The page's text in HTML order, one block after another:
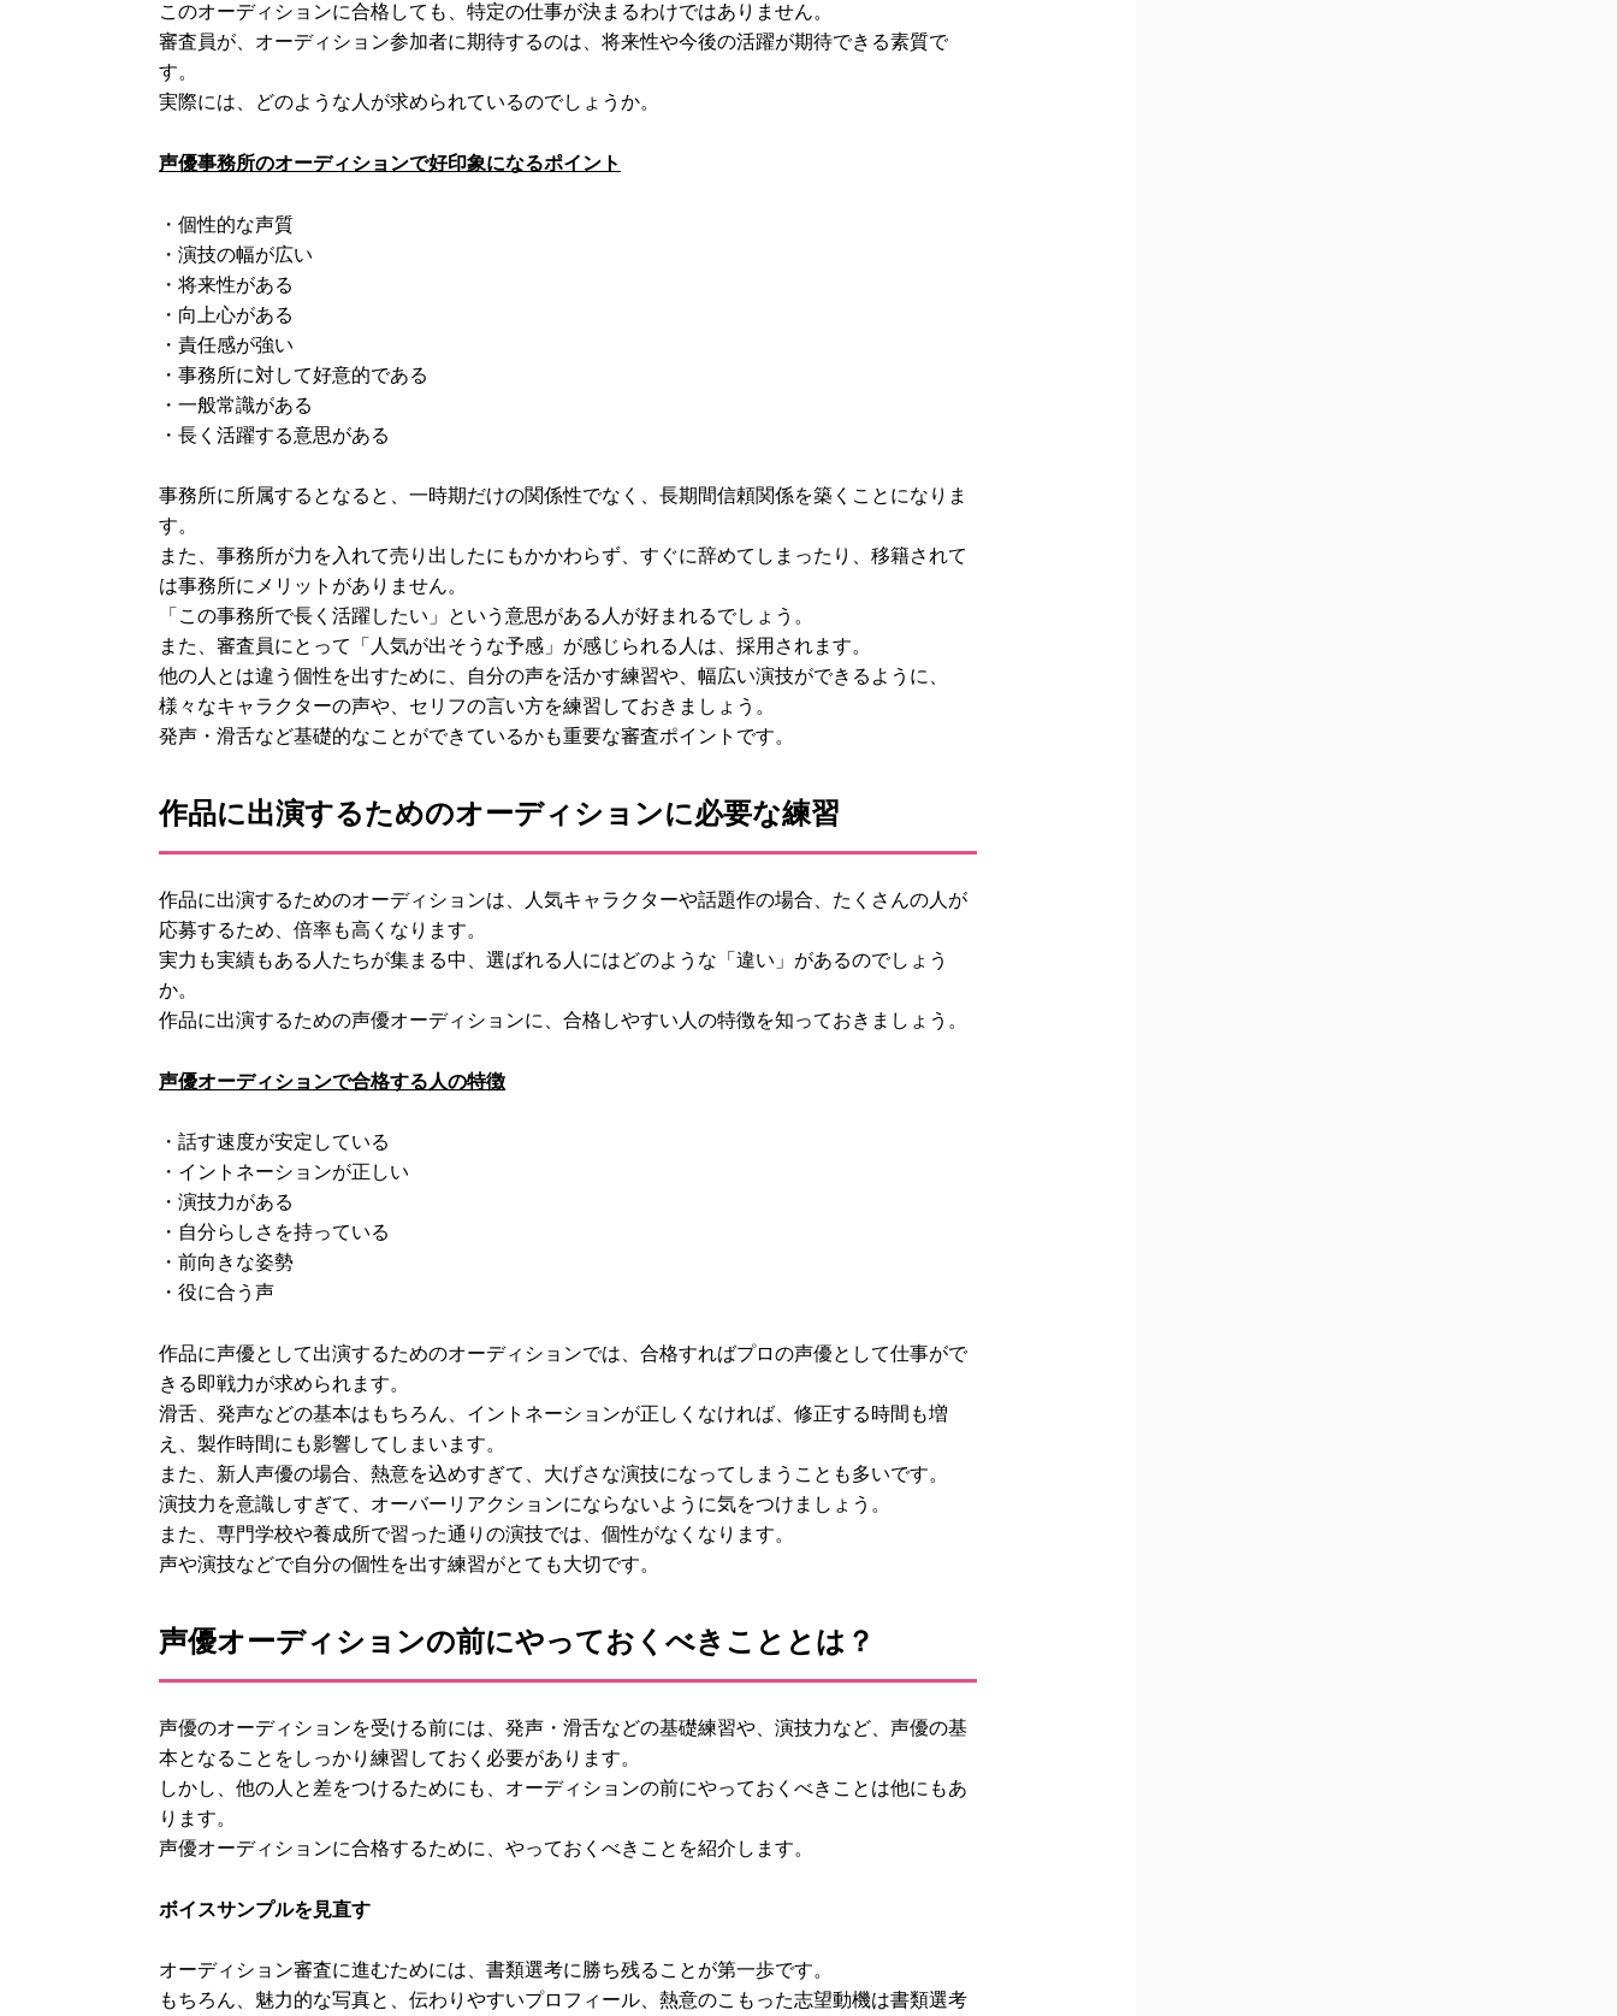
このオーディションに合格しても、特定の仕事が決まるわけではありません。
審査員が、オーディション参加者に期待するのは、将来性や今後の活躍が期待できる素質で
す。
実際には、どのような人が求められているのでしょうか。
声優事務所のオーディションで好印象になるポイント
・個性的な声質
・演技の幅が広い
・将来性がある
・向上心がある
・責任感が強い
・事務所に対して好意的である
・一般常識がある
・長く活躍する意思がある
事務所に所属するとなると、一時期だけの関係性でなく、長期間信頼関係を築くことになりま
す。
また、事務所が力を入れて売り出したにもかかわらず、すぐに辞めてしまったり、移籍されて
は事務所にメリットがありません。
「この事務所で長く活躍したい」という意思がある人が好まれるでしょう。
また、審査員にとって「人気が出そうな予感」が感じられる人は、採用されます。
他の人とは違う個性を出すために、自分の声を活かす練習や、幅広い演技ができるように、
様々なキャラクターの声や、セリフの言い方を練習しておきましょう。
発声・滑舌など基礎的なことができているかも重要な審査ポイントです。
作品に出演するためのオーディションに必要な練習
作品に出演するためのオーディションは、人気キャラクターや話題作の場合、たくさんの人が
応募するため、倍率も高くなります。
実力も実績もある人たちが集まる中、選ばれる人にはどのような「違い」があるのでしょう
か。
作品に出演するための声優オーディションに、合格しやすい人の特徴を知っておきましょう。
声優オーディションで合格する人の特徴
・話す速度が安定している
・イントネーションが正しい
・演技力がある
・自分らしさを持っている
・前向きな姿勢
・役に合う声
作品に声優として出演するためのオーディションでは、合格すればプロの声優として仕事がで
きる即戦力が求められます。
滑舌、発声などの基本はもちろん、イントネーションが正しくなければ、修正する時間も増
え、製作時間にも影響してしまいます。
また、新人声優の場合、熱意を込めすぎて、大げさな演技になってしまうことも多いです。
演技力を意識しすぎて、オーバーリアクションにならないように気をつけましょう。
また、専門学校や養成所で習った通りの演技では、個性がなくなります。
声や演技などで自分の個性を出す練習がとても大切です。
声優オーディションの前にやっておくべきこととは？
声優のオーディションを受ける前には、発声・滑舌などの基礎練習や、演技力など、声優の基
本となることをしっかり練習しておく必要があります。
しかし、他の人と差をつけるためにも、オーディションの前にやっておくべきことは他にもあ
ります。
声優オーディションに合格するために、やっておくべきことを紹介します。
ボイスサンプルを見直す
オーディション審査に進むためには、書類選考に勝ち残ることが第一歩です。
もちろん、魅力的な写真と、伝わりやすいプロフィール、熱意のこもった志望動機は書類選考